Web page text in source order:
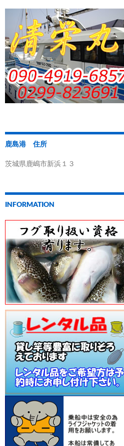
鹿島港 住所
茨城県鹿嶋市新浜１３
INFORMATION